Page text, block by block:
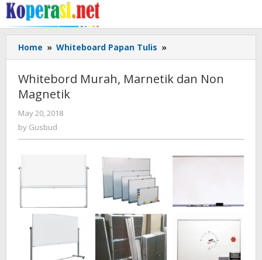
Skip
to
content
Home » Whiteboard Papan Tulis »
Murah,
dan
Whitebord Murah, Marnetik dan Non
Magnetik
May 20, 2018
by Gusbud